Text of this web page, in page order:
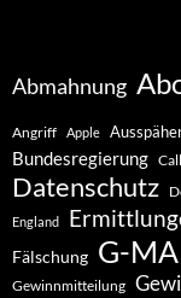
Abmahnung
Angriff Apple
Bundesregierung
Datenschutz
England
Fälschung G-
Gewinnmitteilung